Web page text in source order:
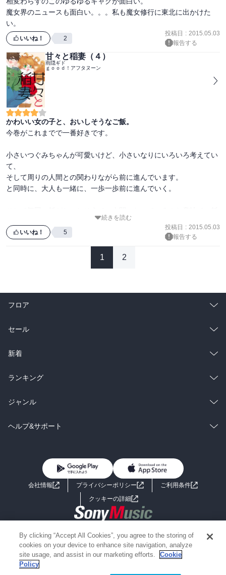
魔女界のニュースも面白い。。。私も魔女修行に東北に出かけた
い。
いいね！ 2
投稿日 : 2015.05.03
報告する
甘々と稲妻（４）
雨隠ギド
ｇｏｏｄ！アフタヌーン
かわいい女の子と、おいしそうなご飯。
今巻がこれまでで一番好きです。
小さいつぐみちゃんが可愛いけど、小さいなりにいろいろ考えてい
て、
そして周りの人間との関わりながら前に進んでいます。
と同時に、大人も一緒に、一歩一歩前に進んでいく。
って大事だなぁと思わせてくれます。
お料理苦手だけども、挑戦したくなる。。。
続きを読む
いいね！ 5
投稿日 : 2015.05.03
報告する
1 2
フロア
総合
ラノベ
雑誌・グラビア
BL・TL
セール
総合
ラノベ
雑誌・グラビア
BL・TL
新着
総合
ラノベ
雑誌・グラビア
ランキング
総合
ラノベ
ジャンル
コミック
ライトノベル 男子向けラノベ
小説
海外小説
ミステリー SF
歴史・時代小説
ヘルプ&サポート
よくあるご質問 お問い合わせ
会社情報 プライバシーポリシー
ご利用条件
クッキーの詳細
Copyright 2017 - 2026 Sony Music Entertainment(Japan) Inc.
Information on the site is for the Japan domestic market only
powered by
By clicking “Accept All Cookies”, you agree to the storing of
cookies on your device to enhance site navigation, analyze
site usage, and assist in our marketing efforts.
Cookie
Policy